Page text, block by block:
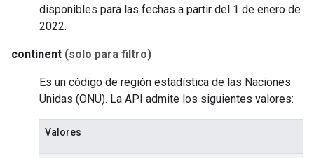
disponibles para las fechas a partir del 1 de enero de
2022.
continent (solo para filtro)
Es un código de región estadística de las Naciones
Unidas (ONU). La API admite los siguientes valores:
Valores